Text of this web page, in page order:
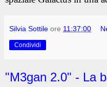
Silvia Sottile ore 11:37:00
Condividi
"M3gan 2.0" - La